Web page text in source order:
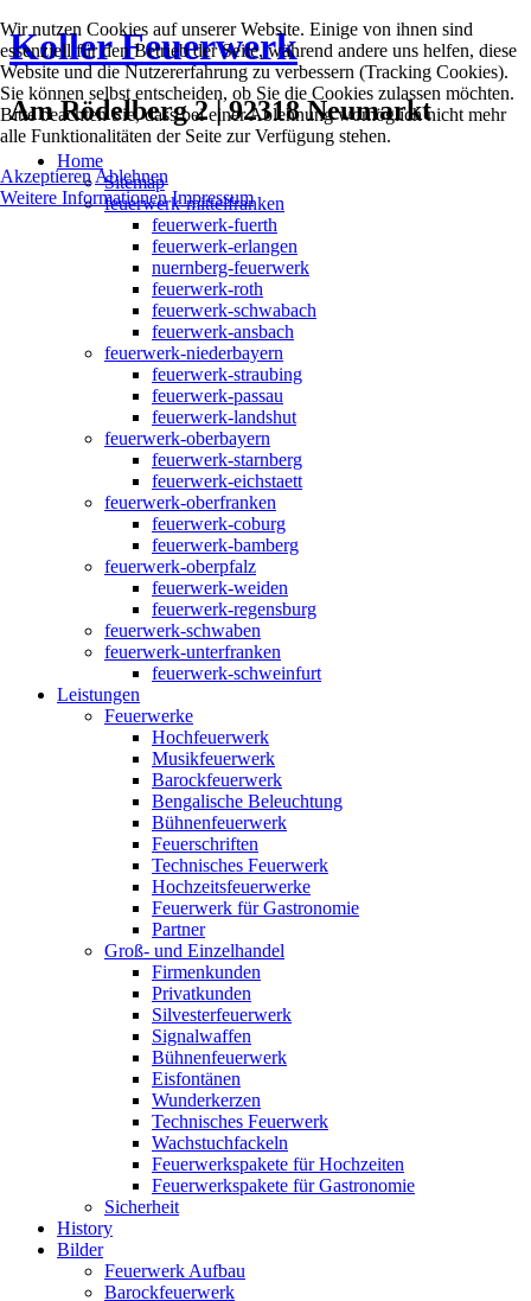
Koller Feuerwerk
Am Rödelberg 2 | 92318 Neumarkt
Home
Sitemap
feuerwerk-mittelfranken
feuerwerk-fuerth
feuerwerk-erlangen
nuernberg-feuerwerk
feuerwerk-roth
feuerwerk-schwabach
feuerwerk-ansbach
feuerwerk-niederbayern
feuerwerk-straubing
feuerwerk-passau
feuerwerk-landshut
feuerwerk-oberbayern
feuerwerk-starnberg
feuerwerk-eichstaett
feuerwerk-oberfranken
feuerwerk-coburg
feuerwerk-bamberg
feuerwerk-oberpfalz
feuerwerk-weiden
feuerwerk-regensburg
feuerwerk-schwaben
feuerwerk-unterfranken
feuerwerk-schweinfurt
Leistungen
Feuerwerke
Hochfeuerwerk
Musikfeuerwerk
Barockfeuerwerk
Bengalische Beleuchtung
Bühnenfeuerwerk
Feuerschriften
Technisches Feuerwerk
Hochzeitsfeuerwerke
Feuerwerk für Gastronomie
Partner
Groß- und Einzelhandel
Firmenkunden
Privatkunden
Silvesterfeuerwerk
Signalwaffen
Bühnenfeuerwerk
Eisfontänen
Wunderkerzen
Technisches Feuerwerk
Wachstuchfackeln
Feuerwerkspakete für Hochzeiten
Feuerwerkspakete für Gastronomie
Sicherheit
History
Bilder
Feuerwerk Aufbau
Barockfeuerwerk
Wir nutzen Cookies auf unserer Website. Einige von ihnen sind
essenziell für den Betrieb der Seite, während andere uns helfen, diese
Website und die Nutzererfahrung zu verbessern (Tracking Cookies).
Sie können selbst entscheiden, ob Sie die Cookies zulassen möchten.
Bitte beachten Sie, dass bei einer Ablehnung womöglich nicht mehr
alle Funktionalitäten der Seite zur Verfügung stehen.
AkzeptierenAblehnen
Weitere Informationen Impressum